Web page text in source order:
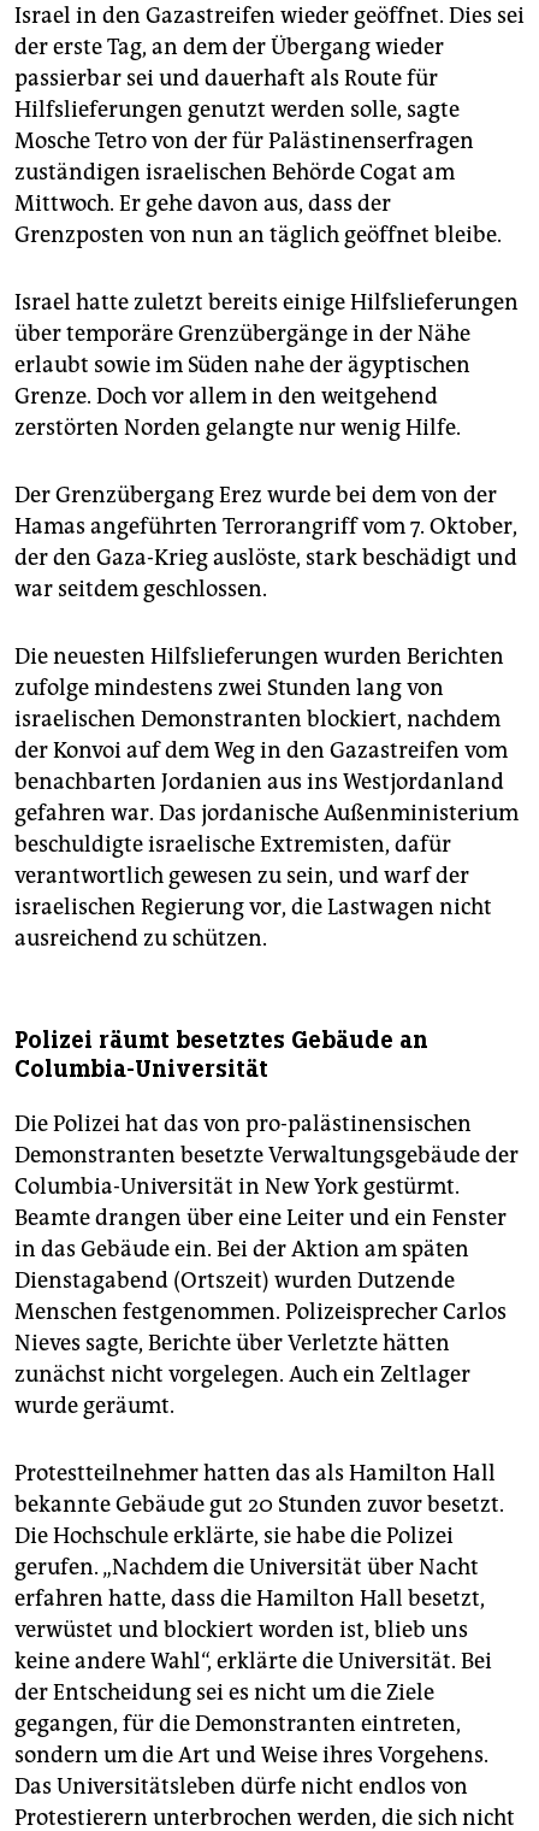
Israel in den Gazastreifen wieder geöffnet. Dies sei
der erste Tag, an dem der Übergang wieder
passierbar sei und dauerhaft als Route für
Hilfslieferungen genutzt werden solle, sagte
Mosche Tetro von der für Palästinenserfragen
zuständigen israelischen Behörde Cogat am
Mittwoch. Er gehe davon aus, dass der
Grenzposten von nun an täglich geöffnet bleibe.
Israel hatte zuletzt bereits einige Hilfslieferungen
über temporäre Grenzübergänge in der Nähe
erlaubt sowie im Süden nahe der ägyptischen
Grenze. Doch vor allem in den weitgehend
zerstörten Norden gelangte nur wenig Hilfe.
Der Grenzübergang Erez wurde bei dem von der
Hamas angeführten Terrorangriff vom 7. Oktober,
der den Gaza-Krieg auslöste, stark beschädigt und
war seitdem geschlossen.
Die neuesten Hilfslieferungen wurden Berichten
zufolge mindestens zwei Stunden lang von
israelischen Demonstranten blockiert, nachdem
der Konvoi auf dem Weg in den Gazastreifen vom
benachbarten Jordanien aus ins Westjordanland
gefahren war. Das jordanische Außenministerium
beschuldigte israelische Extremisten, dafür
verantwortlich gewesen zu sein, und warf der
israelischen Regierung vor, die Lastwagen nicht
ausreichend zu schützen.
Polizei räumt besetztes Gebäude an
Columbia-Universität
Die Polizei hat das von pro-palästinensischen
Demonstranten besetzte Verwaltungsgebäude der
Columbia-Universität in New York gestürmt.
Beamte drangen über eine Leiter und ein Fenster
in das Gebäude ein. Bei der Aktion am späten
Dienstagabend (Ortszeit) wurden Dutzende
Menschen festgenommen. Polizeisprecher Carlos
Nieves sagte, Berichte über Verletzte hätten
zunächst nicht vorgelegen. Auch ein Zeltlager
wurde geräumt.
Protestteilnehmer hatten das als Hamilton Hall
bekannte Gebäude gut 20 Stunden zuvor besetzt.
Die Hochschule erklärte, sie habe die Polizei
gerufen. „Nachdem die Universität über Nacht
erfahren hatte, dass die Hamilton Hall besetzt,
verwüstet und blockiert worden ist, blieb uns
keine andere Wahl“, erklärte die Universität. Bei
der Entscheidung sei es nicht um die Ziele
gegangen, für die Demonstranten eintreten,
sondern um die Art und Weise ihres Vorgehens.
Das Universitätsleben dürfe nicht endlos von
Protestierern unterbrochen werden, die sich nicht